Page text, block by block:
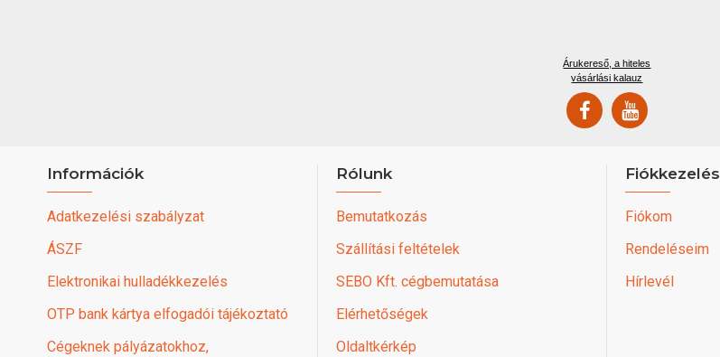
Árukereső, a hiteles
vásárlási kalauz
Információk
Adatkezelési szabályzat
ÁSZF
Elektronikai hulladékkezelés
OTP bank kártya elfogadói tájékoztató
Cégeknek pályázatokhoz,
Rólunk
Bemutatkozás
Szállítási feltételek
SEBO Kft. cégbemutatása
Elérhetőségek
Oldaltkérkép
Fiókkezelés
Fiókom
Rendeléseim
Hírlevél